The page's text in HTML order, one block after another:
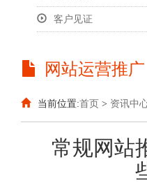
客户见证
网站运营推广
当前位置:首页 > 资讯中
常规网站